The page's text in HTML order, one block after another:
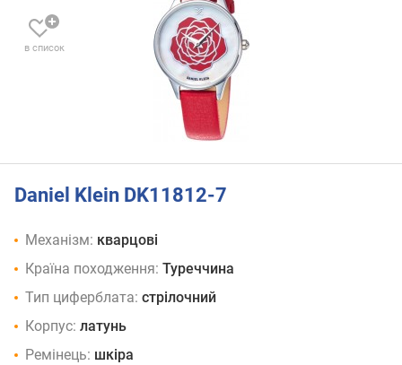
в список
Daniel Klein DK11812-7
Механізм: кварцові
Країна походження: Туреччина
Тип циферблата: стрілочний
Корпус: латунь
Ремінець: шкіра